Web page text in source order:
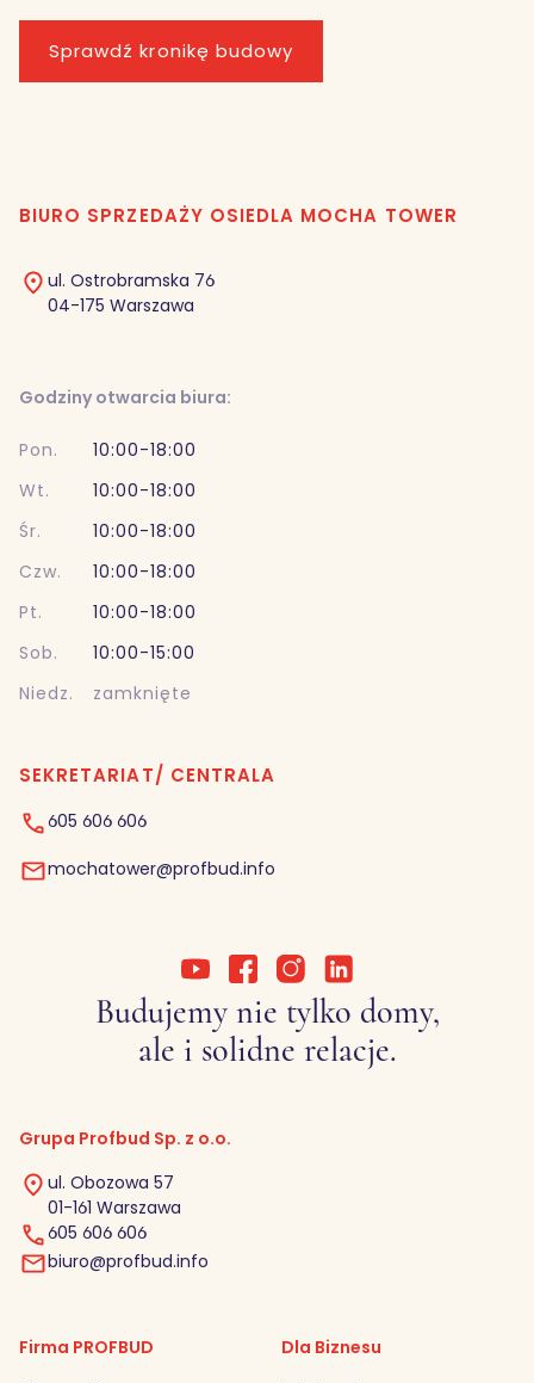
Sprawdź kronikę budowy
BIURO SPRZEDAŻY OSIEDLA MOCHA TOWER
ul. Ostrobramska 76
04-175 Warszawa
Godziny otwarcia biura:
Pon.
10:00-18:00
Wt.
10:00-18:00
Śr.
10:00-18:00
Czw.
10:00-18:00
Pt.
10:00-18:00
Sob.
10:00-15:00
Niedz.
zamknięte
SEKRETARIAT/ CENTRALA
605 606 606
mochatower@profbud.info
Budujemy nie tylko domy,
ale i solidne relacje.
Grupa Profbud Sp. z o.o.
ul. Obozowa 57
01-161 Warszawa
605 606 606
biuro@profbud.info
Firma PROFBUD
Dla Biznesu